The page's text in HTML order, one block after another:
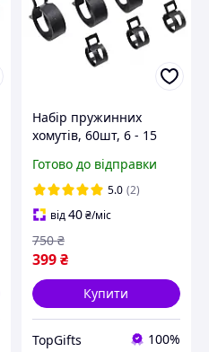
Набір пружинних
хомутів, 60шт, 6 - 15
пружинний
самозатискний,
вуглецева сталь
оцинкована, чорні
Готово до відправки
5.0 (2)
від40₴/міс
399₴
750 ₴
Купити
TopGifts 100%